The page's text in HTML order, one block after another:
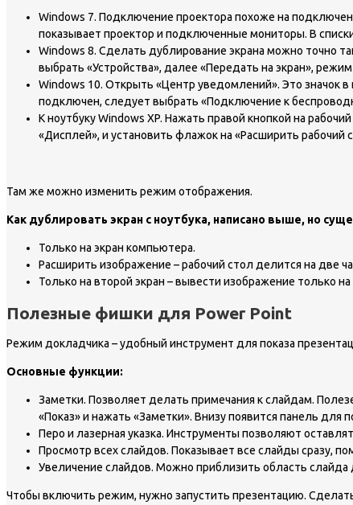
Windows 7. Подключение проектора похоже на
показывает проектор и подключенные мониторы. В
Windows 8. Сделать дублирование экрана можно точно
выбрать «Устройства», далее «Передать на экран»,
Windows 10. Открыть «Центр уведомлений». Это значок
подключен, следует выбрать «Подключение к
К ноутбуку Windows XP. Нажать правой кнопкой на
«Дисплей», и установить флажок на «Расширить рабочий
Там же можно изменить режим отображения.
Как дублировать экран с ноутбука, написано выше, но
Только на экран компьютера.
Расширить изображение – рабочий стол делится на две
Только на второй экран – вывести изображение только
Полезные фишки для Power Point
Режим докладчика – удобный инструмент для показа
Основные функции:
Заметки. Позволяет делать примечания к слайдам.
«Показ» и нажать «Заметки». Внизу появится панель для
Перо и лазерная указка. Инструменты позволяют
Просмотр всех слайдов. Показывает все слайды сразу,
Увеличение слайдов. Можно приблизить область слайда
Чтобы включить режим, нужно запустить презентацию.